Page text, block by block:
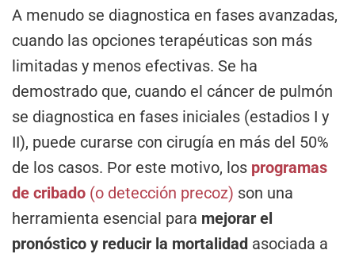
A menudo se diagnostica en fases avanzadas,
cuando las opciones terapéuticas son más
limitadas y menos efectivas. Se ha
demostrado que, cuando el cáncer de pulmón
se diagnostica en fases iniciales (estadios I y
II), puede curarse con cirugía en más del 50%
de los casos. Por este motivo, los programas
de cribado (o detección precoz) son una
herramienta esencial para mejorar el
pronóstico y reducir la mortalidad asociada a